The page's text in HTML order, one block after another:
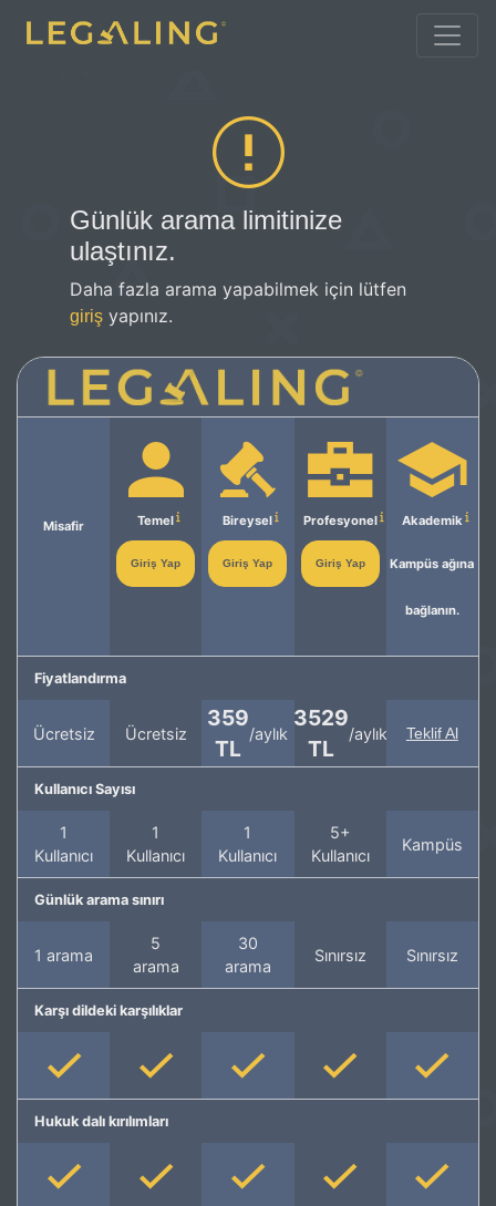
Günlük arama limitinize
ulaştınız.
Daha fazla arama yapabilmek için lütfen
giriş yapınız.
Misafir Temel
Giriş Yap
Bireysel
Giriş Yap
Profesyonel
Giriş Yap
Akademik
Kampüs ağına
bağlanın.
Fiyatlandırma
Ücretsiz Ücretsiz
359
TL
/aylık
3529
TL
/aylık Teklif Al
Kullanıcı Sayısı
1
Kullanıcı
1
Kullanıcı
1
Kullanıcı
5+
Kullanıcı
Kampüs
Günlük arama sınırı
1 arama
5
arama
30
arama
Sınırsız Sınırsız
Karşı dildeki karşılıklar
Hukuk dalı kırılımları